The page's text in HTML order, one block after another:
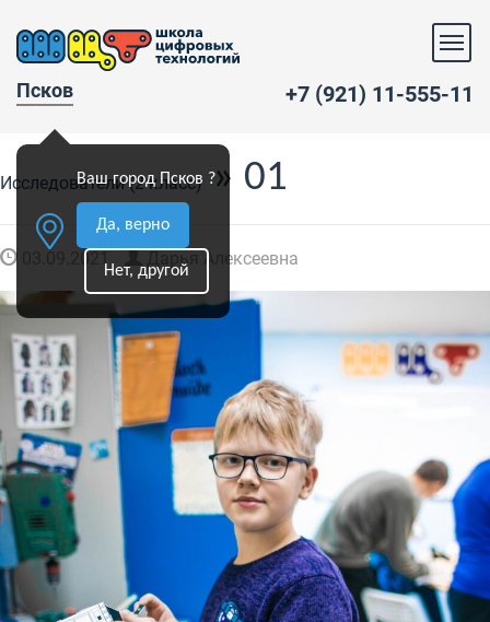
Псков
Ваш город Псков ?
Да, верно
Нет, другой
+7 (921) 11-555-11
Исследователи (2 класс) » 01
03.09.2021 Дарья Алексеевна